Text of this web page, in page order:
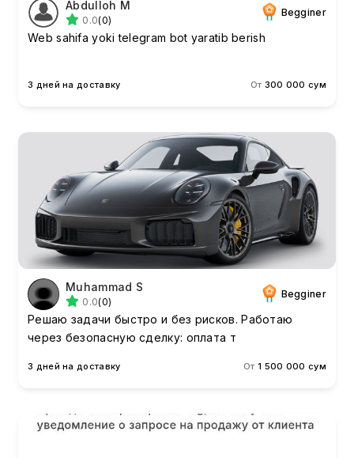
Abdulloh M
0.0(0)
Begginer
Web sahifa yoki telegram bot yaratib berish
3 дней на доставку От 300 000 сум
Muhammad S
0.0(0)
Begginer
Решаю задачи быстро и без рисков. Работаю
через безопасную сделку: оплата т
3 дней на доставку От1 500 000 сум